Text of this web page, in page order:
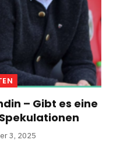
– Gibt es eine
3, 2025